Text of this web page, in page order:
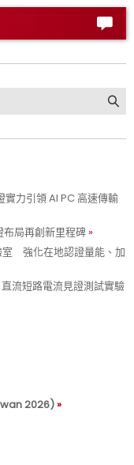
力引領 AI PC 高速傳輸
局再創新里程碑
室 強化在地認證量能、加
流短路電流見證測試實驗
2026)